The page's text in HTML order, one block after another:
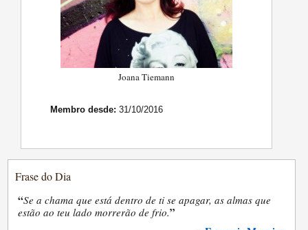
Joana Tiemann
Membro desde: 31/10/2016
Frase do Dia
“Se a chama que está dentro de ti se apagar, as almas que
estão ao teu lado morrerão de frio.”